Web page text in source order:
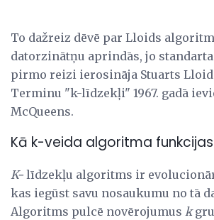
To dažreiz dēvē par Lloids
datorzinātņu aprindās, jo
pirmo reizi ierosināja Stuarts Lloids
Terminu "k-līdzekļi" 1967. gadā
McQueens.
Kā k-veida algoritma funkcijas
K- līdzekļu algoritms ir
kas iegūst savu nosaukumu no tā
Algoritms pulcē novērojumus k